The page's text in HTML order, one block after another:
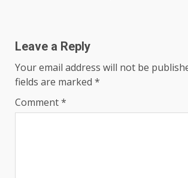
Leave a Reply
Your email address will not be
fields are marked *
Comment*